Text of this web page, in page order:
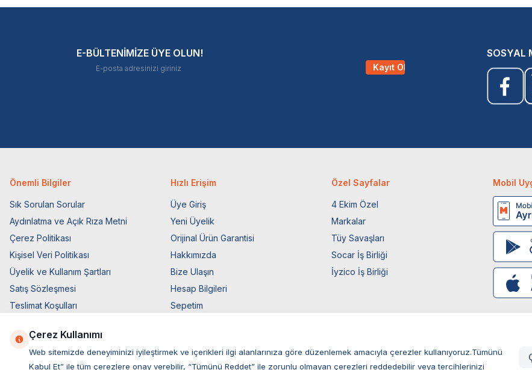
E-BÜLTENİMİZE ÜYE OLUN!
Kayıt Ol
SOSYAL
Önemli Bilgiler
Sık Sorulan Sorular
Aydınlatma ve Açık Rıza Metni
Çerez Politikası
Kişisel Veri Politikası
Üyelik ve Kullanım Şartları
Satış Sözleşmesi
Teslimat Koşulları
Elektronik İleti Aydınlatma Metni
Hızlı Erişim
Üye Giriş
Yeni Üyelik
Orijinal Ürün Garantisi
Hakkımızda
Bize Ulaşın
Hesap Bilgileri
Sepetim
Özel Sayfalar
4 Ekim Özel
Markalar
Tüy Savaşları
Socar İş Birliği
İyzico İş Birliği
Mobil
Çerez Kullanımı
Web sitemizde deneyiminizi iyileştirmek ve içerikleri ilgi alanlarınıza göre düzenlemek amacıyla çerezler kullanıyoruz.Tümünü
Kabul Et” ile tüm çerezlere onay verebilir, “Tümünü Reddet” ile zorunlu olmayan çerezleri reddedebilir veya tercihlerinizi